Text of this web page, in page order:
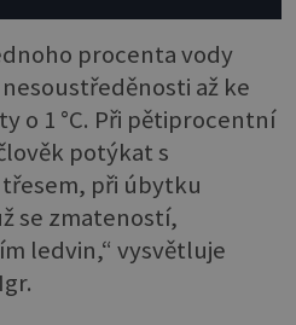
procenta vody
až ke
o 1 °C. Při pětiprocentní
potýkat s
při úbytku
se zmateností,
ledvin,“ vysvětluje